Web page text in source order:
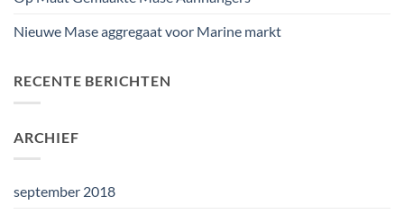
Nieuwe Mase aggregaat voor Marine markt
RECENTE BERICHTEN
ARCHIEF
september 2018